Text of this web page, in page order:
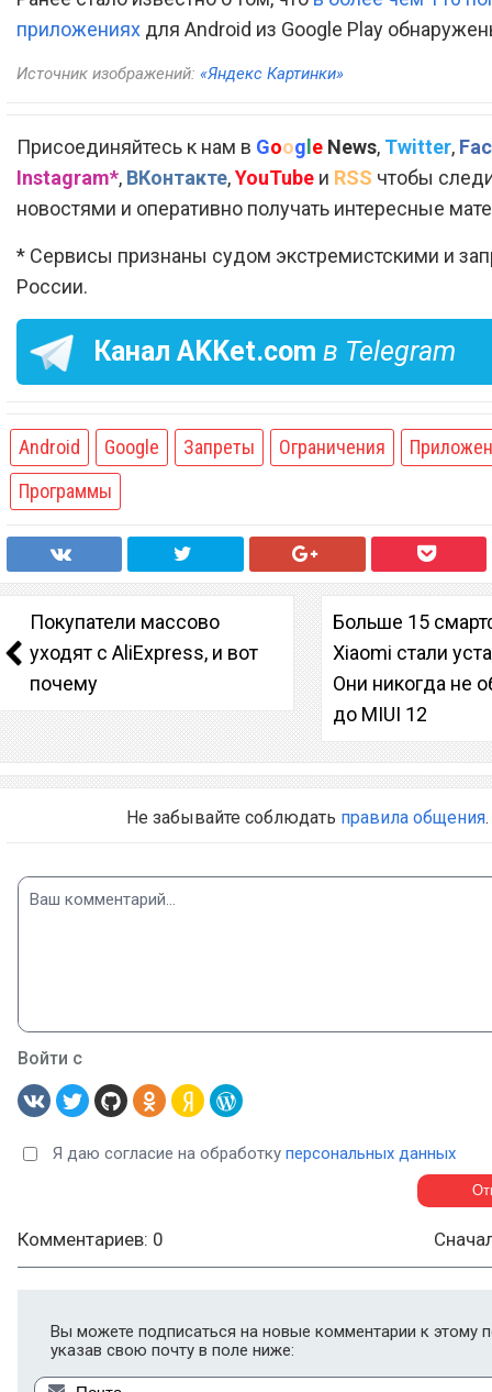
приложениях для Android из Google Play
Источник изображений: «Яндекс Картинки»
Присоединяйтесь к нам в Google News, Twitter,
Instagram*, ВКонтакте,YouTube и RSS чтобы
новостями и оперативно получать интересные
* Сервисы признаны судом экстремистскими и
России.
Канал AKKet.com в Telegram
Android Google Запреты Ограничения
Программы
Покупатели массово
уходят с AliExpress, и вот
почему
Больше 15
Xiaomi стали
Они никогда не
до MIUI 12
Не забывайте соблюдать правила общения.
Войти с
Я даю согласие на обработку персональных данных
Комментариев: 0
Вы можете подписаться на новые комментарии к этому
указав свою почту в поле ниже: